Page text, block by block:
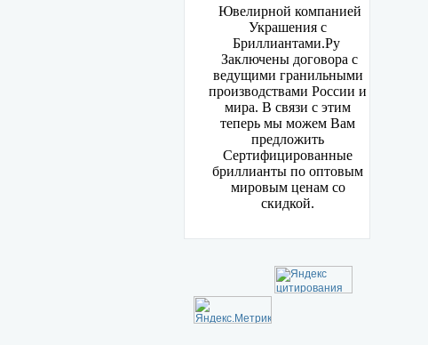
Ювелирной компанией
Украшения с
Бриллиантами.Ру
Заключены договора с
ведущими гранильными
производствами России и
мира. В связи с этим
теперь мы можем Вам
предложить
Сертифицированные
бриллианты по оптовым
мировым ценам со
скидкой.